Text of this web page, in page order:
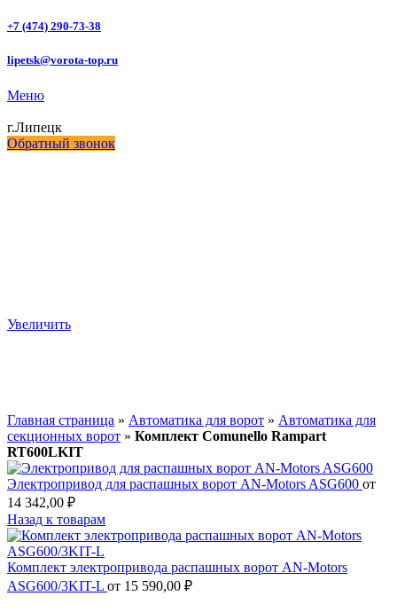
+7 (474) 290-73-38
lipetsk@vorota-top.ru
Меню
г.Липецк
Обратный звонок
Увеличить
Главная страница » Автоматика для ворот » Автоматика для
секционных ворот » Комплект Comunello Rampart
RT600LKIT
Электропривод для распашных ворот AN-Motors ASG600 от
14 342,00 ₽
Назад к товарам
Комплект электропривода распашных ворот AN-Motors
ASG600/3KIT-L от 15 590,00 ₽